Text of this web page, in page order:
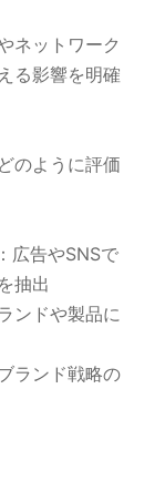
ネットワーク
る影響を明確
のように評価
広告やSNSで
抽出
ンドや製品に
ランド戦略の